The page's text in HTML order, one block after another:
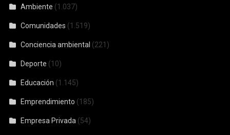
Ambiente (1.037)
Comunidades (1.519)
Conciencia ambiental (221)
Deporte (10)
Educación (1.145)
Emprendimiento (185)
Empresa Privada (54)